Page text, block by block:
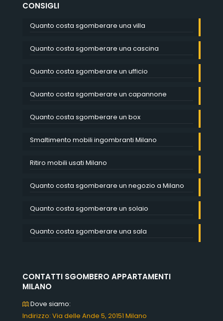
CONSIGLI
Quanto costa sgomberare una villa
Quanto costa sgomberare una cascina
Quanto costa sgomberare un ufficio
Quanto costa sgomberare un capannone
Quanto costa sgomberare un box
Smaltimento mobili ingombranti Milano
Ritiro mobili usati Milano
Quanto costa sgomberare un negozio a Milano
Quanto costa sgomberare un solaio
Quanto costa sgomberare una sala
CONTATTI SGOMBERO APPARTAMENTI
MILANO
Dove siamo:
Indirizzo: Via delle Ande 5, 20151 Milano